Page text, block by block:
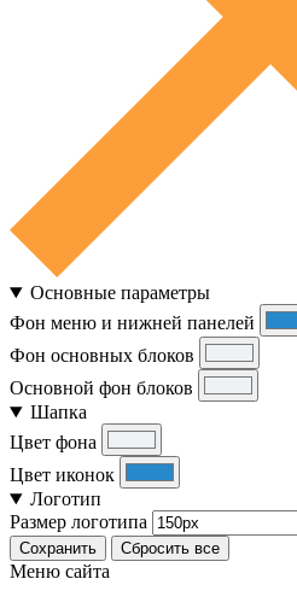
Основные параметры
Фон меню и нижней панелей
Фон основных блоков
Основной фон блоков
Шапка
Цвет фона
Цвет иконок
Логотип
Размер логотипа
Сохранить Сбросить все
Меню сайта